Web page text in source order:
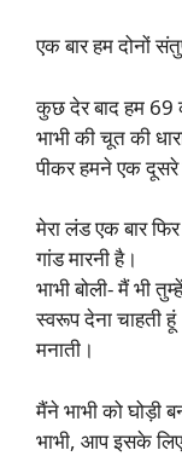
एक बार हम दोनों
कुछ देर बाद हम 69
भाभी की चूत की
पीकर हमने एक
मेरा लंड एक बार
गांड मारनी है।
भाभी बोली- मैं भी
स्वरूप देना चाहती
मनाती।
मैंने भाभी को घोड़ी
भाभी, आप इसके लिए